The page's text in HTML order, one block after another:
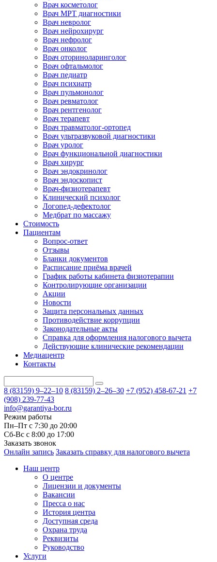
Врач косметолог
Врач МРТ диагностики
Врач невролог
Врач нейрохирург
Врач нефролог
Врач онколог
Врач оториноларинголог
Врач офтальмолог
Врач педиатр
Врач психиатр
Врач пульмонолог
Врач ревматолог
Врач рентгенолог
Врач терапевт
Врач травматолог-ортопед
Врач ультразвуковой диагностики
Врач уролог
Врач функциональной диагностики
Врач хирург
Врач эндокринолог
Врач эндоскопист
Врач-физиотерапевт
Клинический психолог
Логопед-дефектолог
Медбрат по массажу
Стоимость
Пациентам
Вопрос-ответ
Отзывы
Бланки документов
Расписание приёма врачей
График работы кабинета физиотерапии
Контролирующие организации
Акции
Новости
Защита персональных данных
Противодействие коррупции
Законодательные акты
Справка для оформления налогового вычета
Действующие клинические рекомендации
Медиацентр
Контакты
8 (83159) 9–22–10 8 (83159) 2–26–30 +7 (952) 458-67-21 +7
(908) 239-77-43
info@garantiya-bor.ru
Режим работы
Пн–Пт с 7:30 до 20:00
Cб-Вс с 8:00 до 17:00
Заказать звонок
Онлайн запись Заказать справку для налогового вычета
Наш центр
О центре
Лицензии и документы
Вакансии
Пресса о нас
История центра
Доступная среда
Охрана труда
Реквизиты
Руководство
Услуги